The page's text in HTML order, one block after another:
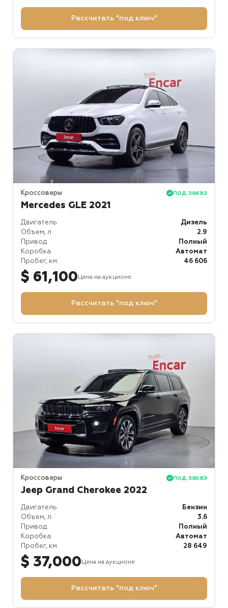
Рассчитать "под ключ"
Кроссоверы под заказ
Mercedes GLE 2021
Двигатель
Дизель
Объем, л.
2.9
Привод
Полный
Коробка
Автомат
Пробег, км.
46 606
$ 61,100 Цена на аукционе
Рассчитать "под ключ"
Кроссоверы под заказ
Jeep Grand Cherokee 2022
Двигатель
Бензин
Объем, л.
3.6
Привод
Полный
Коробка
Автомат
Пробег, км.
28 649
$ 37,000 Цена на аукционе
Рассчитать "под ключ"